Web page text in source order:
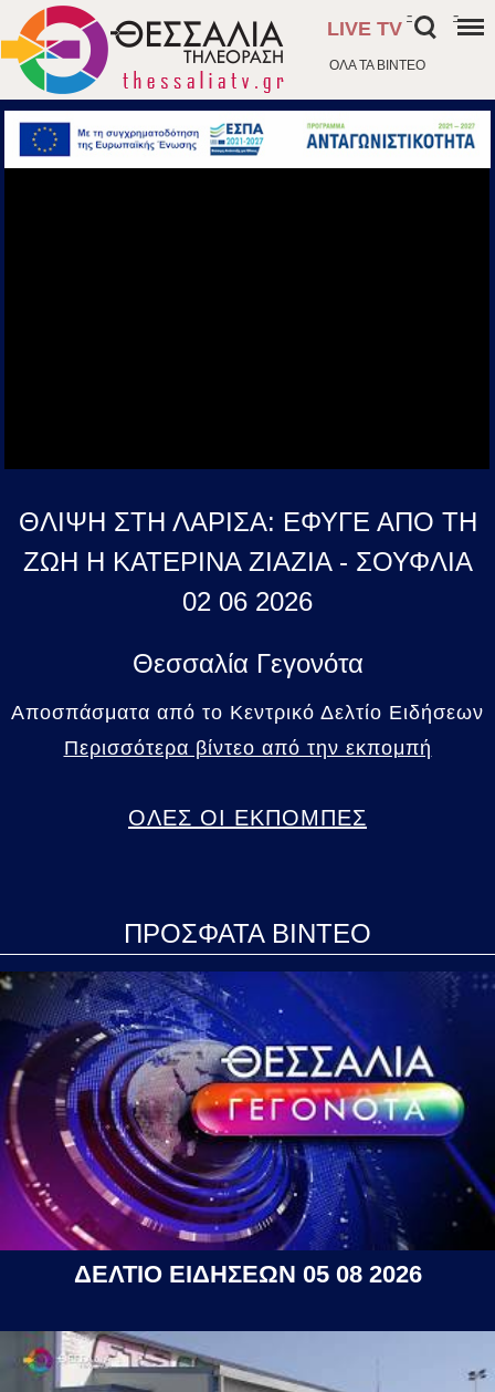
ΟΛΑ ΤΑ ΒΙΝΤΕΟ
LIVE TV
- -
ΘΛΙΨΗ ΣΤΗ ΛΑΡΙΣΑ: ΕΦΥΓΕ ΑΠΟ ΤΗ
ΖΩΗ Η ΚΑΤΕΡΙΝΑ ΖΙΑΖΙΑ - ΣΟΥΦΛΙΑ
02 06 2026
Θεσσαλία Γεγονότα
Αποσπάσματα από το Κεντρικό Δελτίο Ειδήσεων
Περισσότερα βίντεο από την εκπομπή
ΟΛΕΣ ΟΙ ΕΚΠΟΜΠΕΣ
ΠΡΟΣΦΑΤΑ ΒΙΝΤΕΟ
ΔΕΛΤΙΟ ΕΙΔΗΣΕΩΝ 05 08 2026